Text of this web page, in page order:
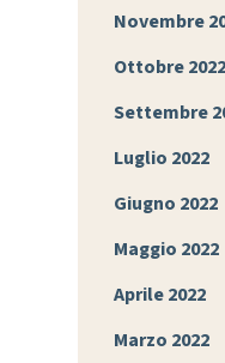
Novembre
Ottobre 2022
Settembre
Luglio 2022
Giugno 2022
Maggio 2022
Aprile 2022
Marzo 2022